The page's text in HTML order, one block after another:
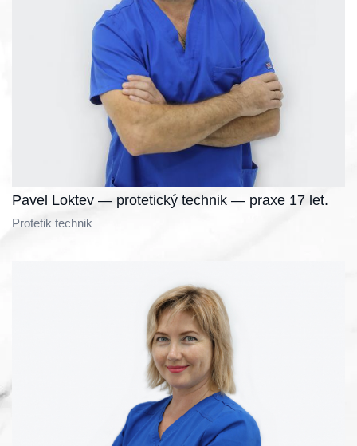
Pavel Loktev — protetický technik — praxe 17 let.
Protetik technik